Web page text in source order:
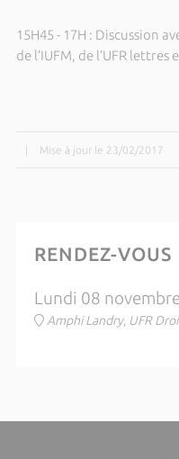
15H45 - 17H : Discussion
de l’IUFM, de l’UFR
Mise à jour le 23/02/2017
RENDEZ-VOUS
Lundi 08
Amphi Landry, UFR